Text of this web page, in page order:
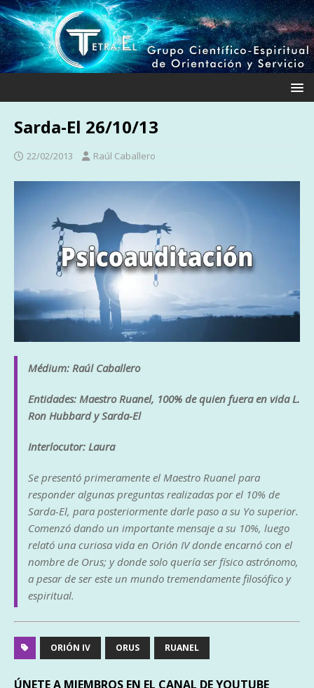
Sarda-El 26/10/13
22/02/2013 Raúl Caballero
Médium: Raúl Caballero
Entidades: Maestro Ruanel, 100% de quien fuera en vida L.
Ron Hubbard y Sarda-El
Interlocutor: Laura
Se presentó primeramente el Maestro Ruanel para
responder algunas preguntas realizadas por el 10% de
Sarda-El, para posteriormente darle paso a su Yo superior.
Comenzó dando un importante mensaje a su 10%, luego
relató una curiosa vida en Orión IV donde encarnó con el
nombre de Orus; y donde solo quería ser físico astrónomo,
a pesar de ser este un mundo tremendamente filosófico y
espiritual.
ORIÓN IV ORUS RUANEL
ÚNETE A MIEMBROS EN EL CANAL DE YOUTUBE